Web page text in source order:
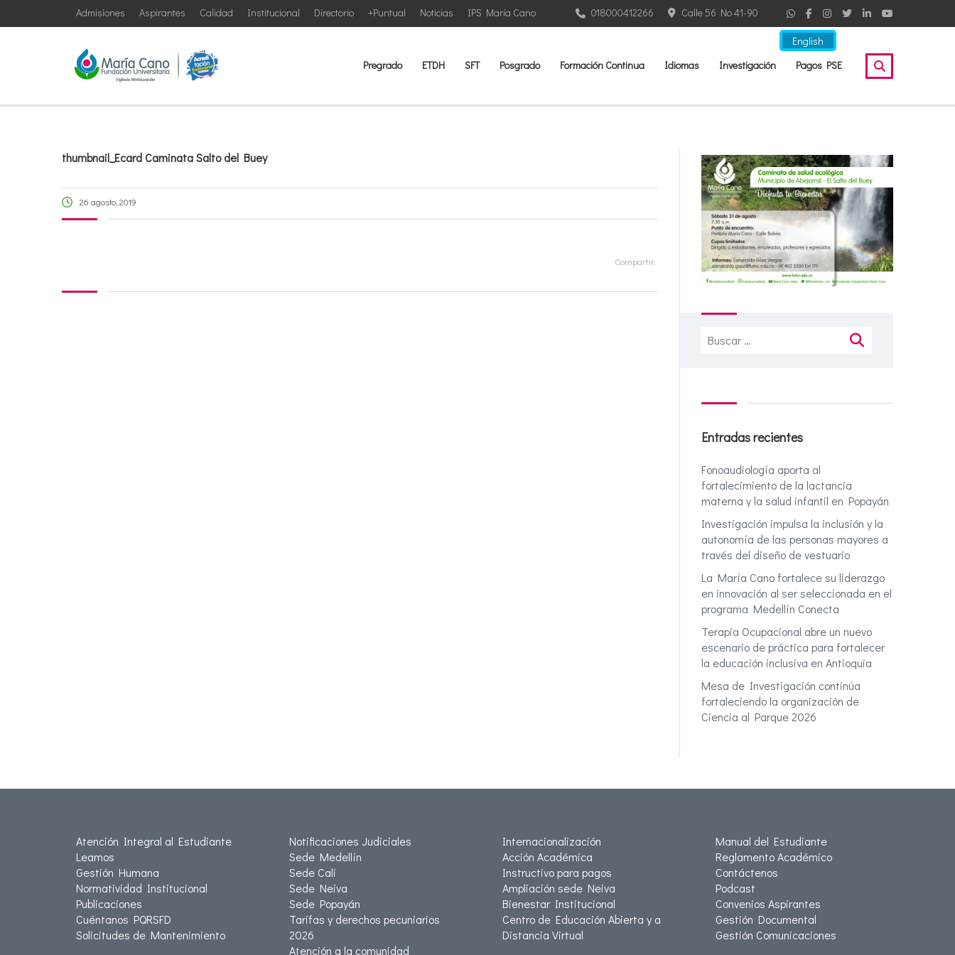
English
IPS María Cano
Noticias
+Puntual
Directorio
Institucional
Calidad
Aspirantes
Admisiones Calle 56 No 41-90
018000412266
Pregrado ETDH SFT Posgrado Formación Continua Idiomas Investigación Pagos PSE
thumbnail_Ecard Caminata Salto del Buey
26 agosto, 2019
Compartir:
Buscar:
Entradas recientes
Fonoaudiología aporta al
fortalecimiento de la lactancia
materna y la salud infantil en Popayán
Investigación impulsa la inclusión y la
autonomía de las personas mayores a
través del diseño de vestuario
La María Cano fortalece su liderazgo
en innovación al ser seleccionada en el
programa Medellín Conecta
Terapia Ocupacional abre un nuevo
escenario de práctica para fortalecer
la educación inclusiva en Antioquia
Mesa de Investigación continúa
fortaleciendo la organización de
Ciencia al Parque 2026
Atención Integral al Estudiante
Leamos
Gestión Humana
Normatividad Institucional
Publicaciones
Cuéntanos PQRSFD
Solicitudes de Mantenimiento
Notificaciones Judiciales
Sede Medellín
Sede Cali
Sede Neiva
Sede Popayán
Tarifas y derechos pecuniarios
2026
Atención a la comunidad
Internacionalización
Acción Académica
Instructivo para pagos
Ampliación sede Neiva
Bienestar Institucional
Centro de Educación Abierta y a
Distancia Virtual
Manual del Estudiante
Reglamento Académico
Contáctenos
Podcast
Convenios Aspirantes
Gestión Documental
Gestión Comunicaciones